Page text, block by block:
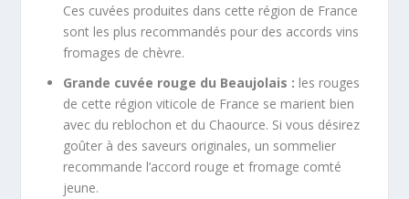
Ces cuvées produites dans cette région de France
sont les plus recommandés pour des accords vins
fromages de chèvre.
Grande cuvée rouge du Beaujolais : les rouges
de cette région viticole de France se marient bien
avec du reblochon et du Chaource. Si vous désirez
goûter à des saveurs originales, un sommelier
recommande l’accord rouge et fromage comté
jeune.